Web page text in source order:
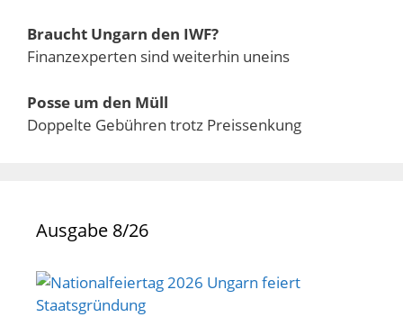
Braucht Ungarn den IWF?
Finanzexperten sind weiterhin uneins
Posse um den Müll
Doppelte Gebühren trotz Preissenkung
Ausgabe 8/26